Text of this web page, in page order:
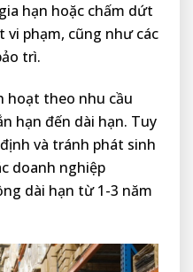
hạn hoặc chấm dứt
vi phạm, cũng như các
trì.
hoạt theo nhu cầu
hạn đến dài hạn. Tuy
và tránh phát sinh
doanh nghiệp
dài hạn từ 1-3 năm